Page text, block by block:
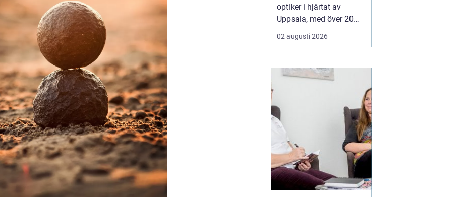
optiker i hjärtat av
Uppsala, med över 20
års erfarenhet av att
hjälpa invånarna i
och erbjuder ett brett
utbud av bågar och
02 augusti 2026